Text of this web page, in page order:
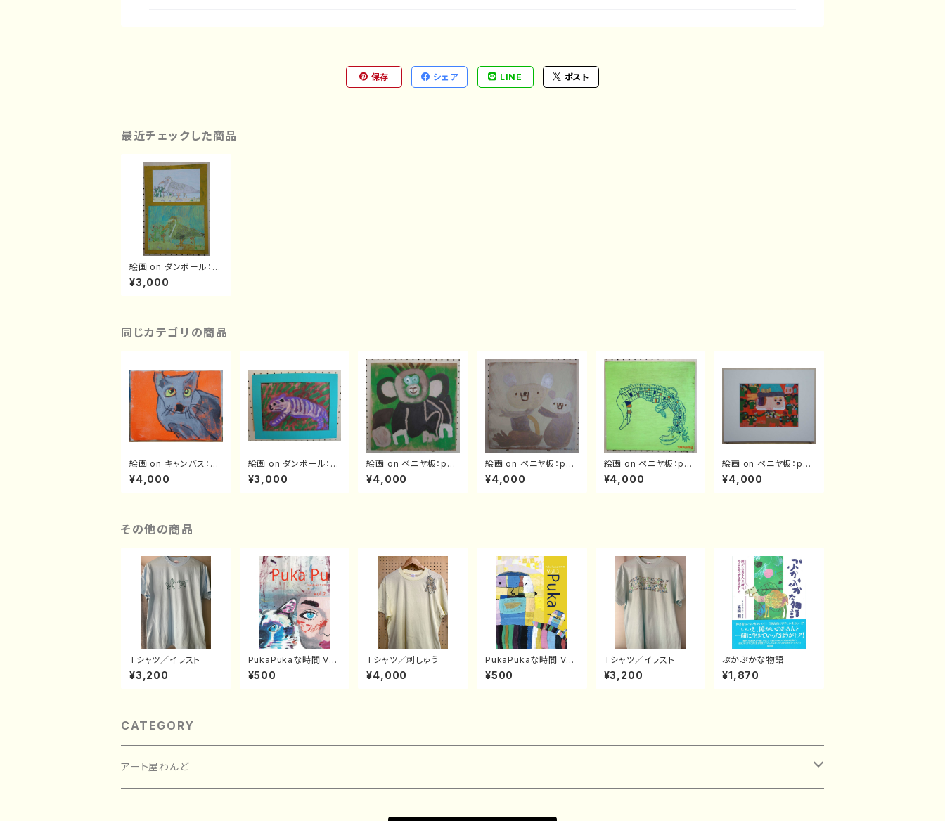
保存 シェア LINE ポスト
最近チェックした商品
絵画 on ダンボール：p
c0020
¥3,000
同じカテゴリの商品
絵画 on キャンバス：pc
v0007
¥4,000
絵画 on ダンボール：p
c0006
¥3,000
絵画 on ベニヤ板：pv0
001
¥4,000
絵画 on ベニヤ板：pv0
002
¥4,000
絵画 on ベニヤ板：pv0
003
¥4,000
絵画 on ベニヤ板：pv0
004
¥4,000
その他の商品
Tシャツ／イラスト
¥3,200
PukaPukaな時間 Vol.
2
¥500
Tシャツ／刺しゅう
¥4,000
PukaPukaな時間 Vol.
3
¥500
Tシャツ／イラスト
¥3,200
ぷかぷかな物語
¥1,870
CATEGORY
アート屋わんど